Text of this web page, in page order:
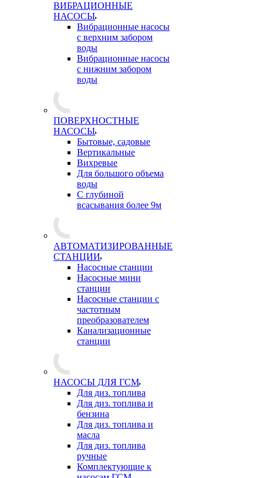
ВИБРАЦИОННЫЕ
НАСОСЫ
Вибрационные насосы
с верхним забором
воды
Вибрационные насосы
с нижним забором
воды
ПОВЕРХНОСТНЫЕ
НАСОСЫ
Бытовые, садовые
Вертикальные
Вихревые
Для большого объема
воды
С глубиной
всасывания более 9м
АВТОМАТИЗИРОВАННЫЕ
СТАНЦИИ
Насосные станции
Насосные мини
станции
Насосные станции с
частотным
преобразователем
Канализационные
станции
НАСОСЫ ДЛЯ ГСМ
Для диз. топлива
Для диз. топлива и
бензина
Для диз. топлива и
масла
Для диз. топлива
ручные
Комплектующие к